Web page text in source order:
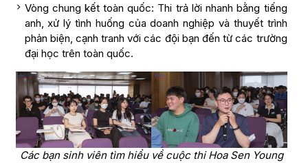
Vòng chung kết toàn quốc: Thi trả lời nhanh bằng tiếng
anh, xử lý tình huống của doanh nghiệp và thuyết trình
phản biện, cạnh tranh với các đội bạn đến từ các trường
đại học trên toàn quốc.
Các bạn sinh viên tìm hiểu về cuộc thi Hoa Sen Young